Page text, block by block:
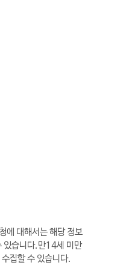
에 대해서는 해당 정보
있습니다.만14세 미만
집할 수 있습니다.